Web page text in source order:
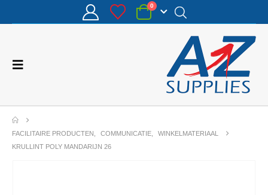
0
FACILITAIRE PRODUCTEN COMMUNICATIE
WINKELMATERIAAL
KRULLINT POLY MANDARIJN 26